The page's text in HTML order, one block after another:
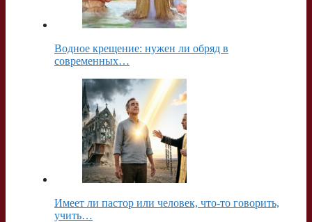
Водное крещение: нужен ли обряд в
современных…
Имеет ли пастор или человек, что-то говорить,
учить…